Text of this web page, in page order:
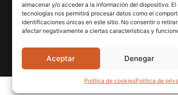
almacenar y/o acceder a la información del dispositivo.
tecnologías nos permitirá procesar datos como el
identificaciones únicas en este sitio. No consentir o
afectar negativamente a ciertas características y
Aceptar Denegar
Política de cookiesPolítica de
Descargas
Contacto
Centro de ayuda